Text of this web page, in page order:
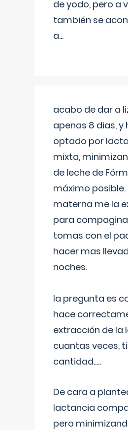
de yodo, pero a
también se
a...
acabo de dar a
apenas 8 dias, y
optado por
mixta,
de leche de
máximo posible.
materna me la
para
tomas con el
hacer mas
noches.
la pregunta es
hace
extracción de la
cuantas veces,
cantidad.....
De cara a
lactancia
pero